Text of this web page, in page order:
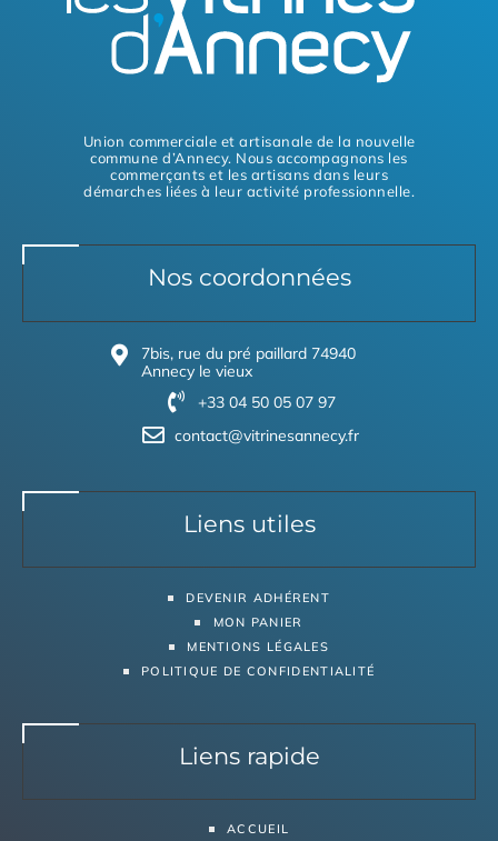
Union commerciale et artisanale de la nouvelle
commune d’Annecy. Nous accompagnons les
commerçants et les artisans dans leurs
démarches liées à leur activité professionnelle.
Nos coordonnées
7bis, rue du pré paillard 74940
Annecy le vieux
+33 04 50 05 07 97
contact@vitrinesannecy.fr
Liens utiles
DEVENIR ADHÉRENT
MON PANIER
MENTIONS LÉGALES
POLITIQUE DE CONFIDENTIALITÉ
Liens rapide
ACCUEIL